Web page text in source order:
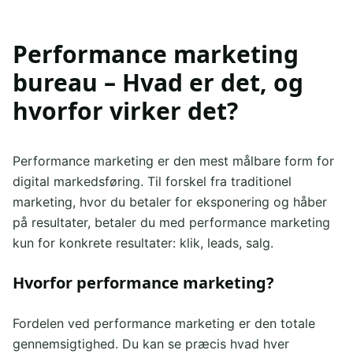
Performance marketing
bureau – Hvad er det, og
hvorfor virker det?
Performance marketing er den mest målbare form for
digital markedsføring. Til forskel fra traditionel
marketing, hvor du betaler for eksponering og håber
på resultater, betaler du med performance marketing
kun for konkrete resultater: klik, leads, salg.
Hvorfor performance marketing?
Fordelen ved performance marketing er den totale
gennemsigtighed. Du kan se præcis hvad hver